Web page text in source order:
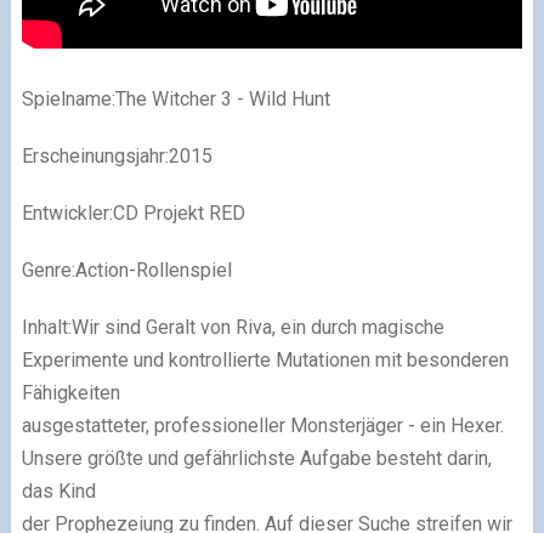
Spielname:The Witcher 3 - Wild Hunt
Erscheinungsjahr:2015
Entwickler:CD Projekt RED
Genre:Action-Rollenspiel
Inhalt:Wir sind Geralt von Riva, ein durch magische
Experimente und kontrollierte Mutationen mit besonderen
Fähigkeiten
ausgestatteter, professioneller Monsterjäger - ein Hexer.
Unsere größte und gefährlichste Aufgabe besteht darin,
das Kind
der Prophezeiung zu finden. Auf dieser Suche streifen wir